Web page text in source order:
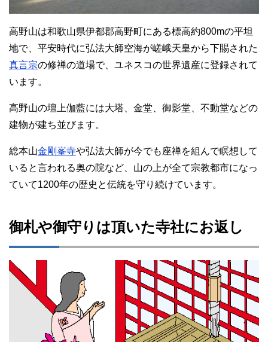
高野山は和歌山県伊都郡高野町にある標高約800mの平坦
地で、平安時代に弘法大師空海が嵯峨天皇から下賜された
真言宗の修禅の道場で、ユネスコの世界遺産に登録されて
います。
高野山の壇上伽藍には大塔、金堂、御影堂、不動堂などの
建物が建ち並びます。
総本山金剛峯寺や弘法大師が今でも座禅を組んで瞑想して
いると言われる奥の院など、山の上が全て宗教都市になっ
ていて1200年の歴史と伝統を守り続けています。
御札や御守りは頂いた寺社にお返し